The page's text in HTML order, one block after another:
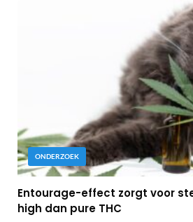
ONDERZOEK
Entourage-effect zorgt voor
high dan pure THC